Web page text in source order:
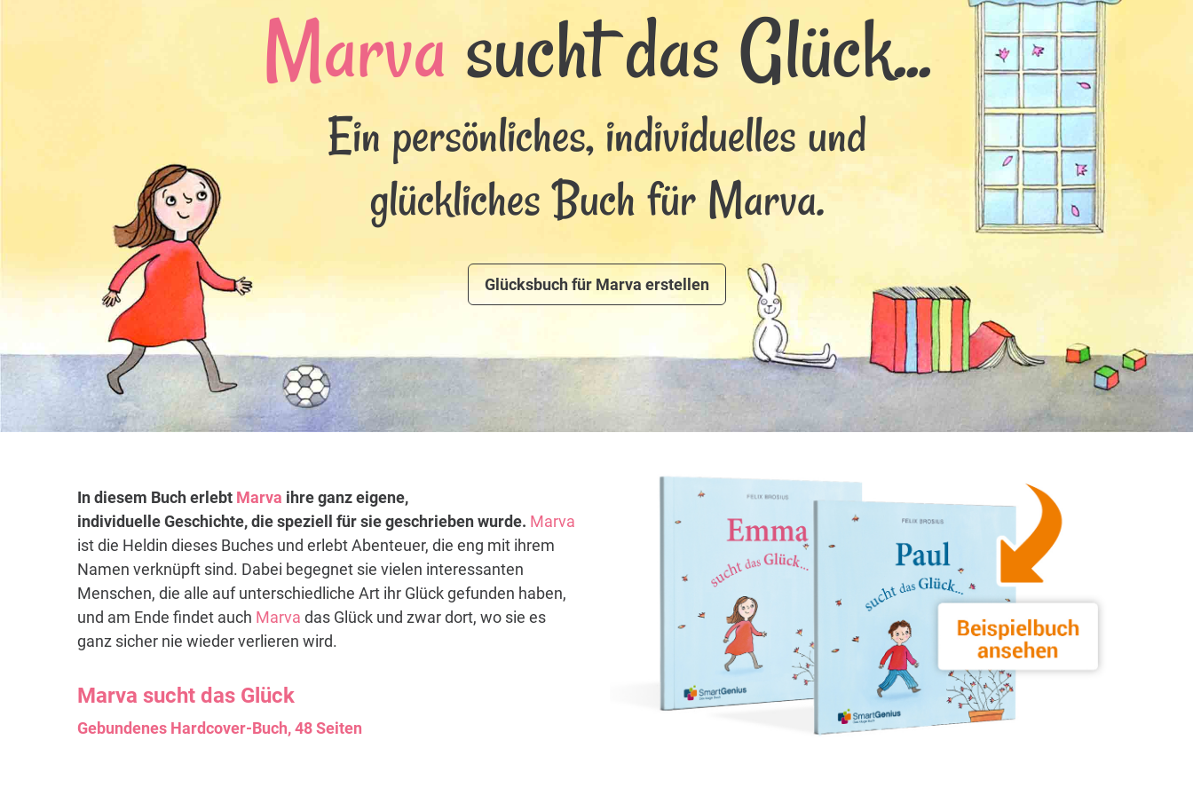
Marva sucht das Glück...
Ein persönliches, individuelles und
glückliches Buch für Marva.
Glücksbuch für Marva erstellen
In diesem Buch erlebt Marva ihre ganz eigene,
individuelle Geschichte, die speziell für sie geschrieben wurde. Marva
ist die Heldin dieses Buches und erlebt Abenteuer, die eng mit ihrem
Namen verknüpft sind. Dabei begegnet sie vielen interessanten
Menschen, die alle auf unterschiedliche Art ihr Glück gefunden haben,
und am Ende findet auch Marva das Glück und zwar dort, wo sie es
ganz sicher nie wieder verlieren wird.
Marva sucht das Glück
Gebundenes Hardcover-Buch, 48 Seiten